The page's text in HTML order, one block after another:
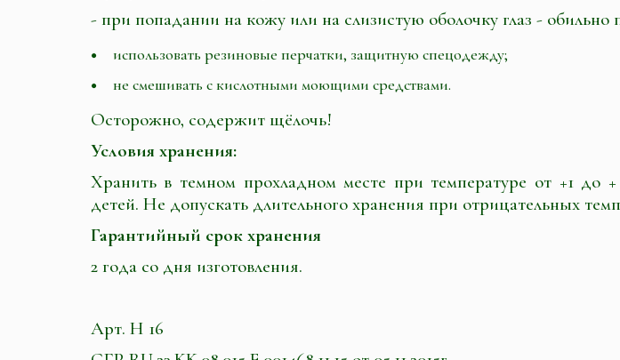
- при попадании на кожу или на слизистую оболочку глаз - обильно
использовать резиновые перчатки, защитную спецодежду;
не смешивать с кислотными моющими средствами.
Осторожно, содержит щёлочь!
Условия хранения:
Хранить в темном прохладном месте при температуре от +1
детей. Не допускать длительного хранения при отрицательных
Гарантийный срок хранения
2 года со дня изготовления.
Арт. Н 16